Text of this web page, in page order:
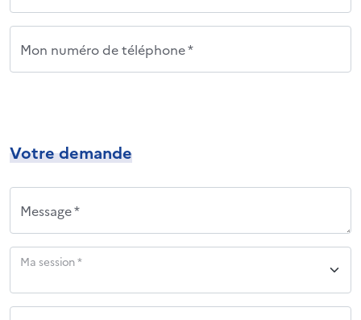
Mon numéro de téléphone *
Votre demande
Message *
Ma session *